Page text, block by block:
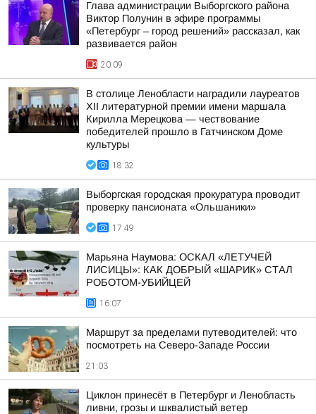
Глава администрации Выборгского района
Виктор Полунин в эфире программы
«Петербург – город решений» рассказал, как
развивается район
20:09
В столице Ленобласти наградили лауреатов
XII литературной премии имени маршала
Кирилла Мерецкова — чествование
победителей прошло в Гатчинском Доме
культуры
18:32
Выборгская городская прокуратура проводит
проверку пансионата «Ольшаники»
17:49
Марьяна Наумова: ОСКАЛ «ЛЕТУЧЕЙ
ЛИСИЦЫ»: КАК ДОБРЫЙ «ШАРИК» СТАЛ
РОБОТОМ-УБИЙЦЕЙ
16:07
Маршрут за пределами путеводителей: что
посмотреть на Северо-Западе России
21:03
Циклон принесёт в Петербург и Ленобласть
ливни, грозы и шквалистый ветер